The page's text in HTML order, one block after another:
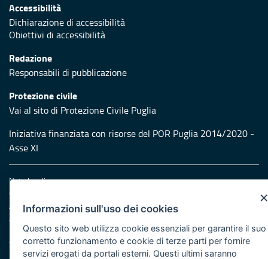
Accessibilità
Dichiarazione di accessibilità
Obiettivi di accessibilità
Redazione
Responsabili di pubblicazione
Protezione civile
Vai al sito di Protezione Civile Puglia
Iniziativa finanziata con risorse del POR Puglia 2014/2020 -
Asse XI
Note legali
Cookie e privacy
Amministrazione trasparente
Atti di notifica
Feed RSS
Servizi Intranet
×
Informazioni sull'uso dei cookies
Questo sito web utilizza cookie essenziali per garantire il suo
corretto funzionamento e cookie di terze parti per fornire
servizi erogati da portali esterni. Questi ultimi saranno